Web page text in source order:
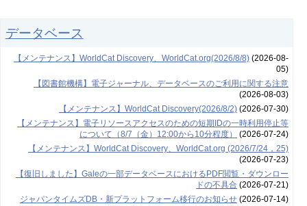
データベース
【メンテナンス】WorldCat Discovery、WorldCat.org(2026/8/8)(2026-08-
05)
【図書館機構】電子ジャーナル、データベースのご利用に関する注意
(2026-08-03)
【メンテナンス】WorldCat Discovery(2026/8/2)(2026-07-30)
【メンテナンス】電子リソースアクセスのための短期IDの一時利用停止等
について（8/7（金）12:00から10分程度）
(2026-07-24)
【メンテナンス】WorldCat Discovery、WorldCat.org (2026/7/24，25)
(2026-07-23)
【復旧しました】Galeの一部データベースにおけるPDF閲覧・ダウンロー
ドの不具合 (2026-07-21)
ジャパンタイムズDB・新プラットフォーム移行のお知らせ(2026-07-14)